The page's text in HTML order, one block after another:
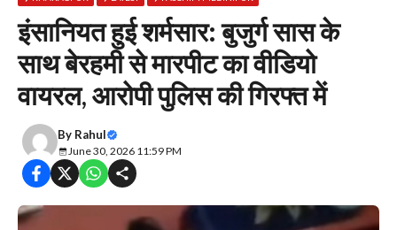
इंसानियत हुई शर्मसार: बुजुर्ग सास के
साथ बेरहमी से मारपीट का वीडियो
वायरल, आरोपी पुलिस की गिरफ्त में
By Rahul
June 30, 2026 11:59 PM